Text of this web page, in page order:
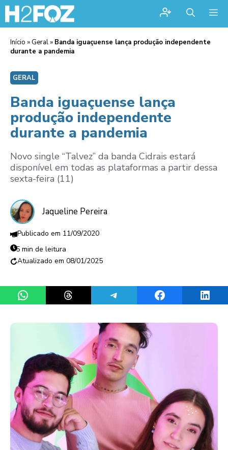
Início » Geral » Banda iguaçuense lança produção independente
durante a pandemia
GERAL
Banda iguaçuense lança
produção independente
durante a pandemia
Novo single “Talvez” da banda Cidrais estará
disponível em todas as plataformas a partir dessa
sexta-feira (11)
Jaqueline Pereira
11/09/2020
5 min de leitura
08/01/2025
Share on WhatsAppShare on ThreadsShare on TelegramShare on Facebook